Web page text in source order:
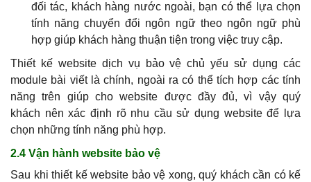
đối tác, khách hàng nước ngoài, bạn có thể lựa chọn
tính năng chuyển đổi ngôn ngữ theo ngôn ngữ phù
hợp giúp khách hàng thuận tiện trong việc truy cập.
Thiết kế website dịch vụ bảo vệ chủ yếu sử dụng các
module bài viết là chính, ngoài ra có thể tích hợp các tính
năng trên giúp cho website được đầy đủ, vì vậy quý
khách nên xác định rõ nhu cầu sử dụng website để lựa
chọn những tính năng phù hợp.
2.4 Vận hành website bảo vệ
Sau khi thiết kế website bảo vệ xong, quý khách cần có kế